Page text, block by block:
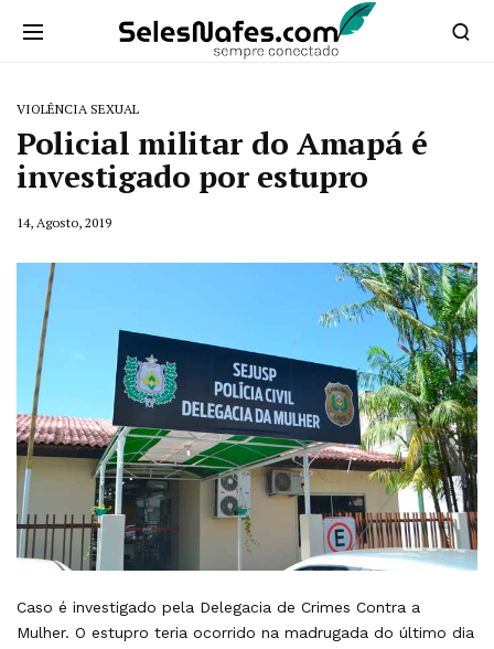
VIOLÊNCIA SEXUAL
Policial militar do Amapá é
investigado por estupro
14, Agosto, 2019
Caso é investigado pela Delegacia de Crimes Contra a
Mulher. O estupro teria ocorrido na madrugada do último dia